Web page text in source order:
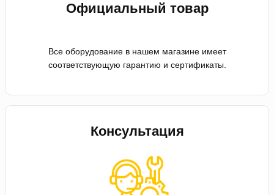
Официальный товар
Все оборудование в нашем магазине имеет
соответствующую гарантию и сертификаты.
Консультация